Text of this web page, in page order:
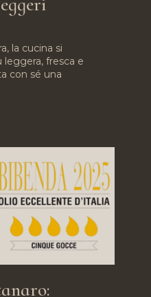
la cucina si
fresca e
con sé una